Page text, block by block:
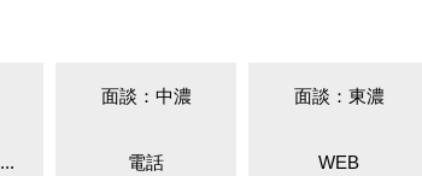
面談：中濃 面談：東濃
電話 WEB